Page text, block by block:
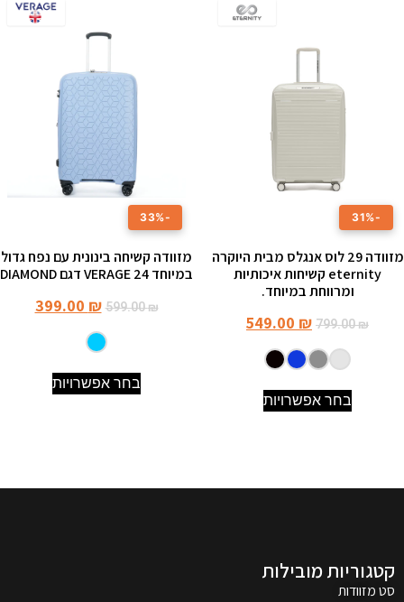
-31%
מזוודה 29 לוס אנגלס מבית היוקרה
eternity קשיחות איכותיות
ומרווחת במיוחד.
799.00₪
549.00 ₪
בחר אפשרויות
-33%
מזוודה קשיחה בינונית עם נפח גדול
במיוחד 24 VERAGE דגם DIAMOND
599.00₪
399.00 ₪
בחר אפשרויות
קטגוריות מובילות
סט מזוודות